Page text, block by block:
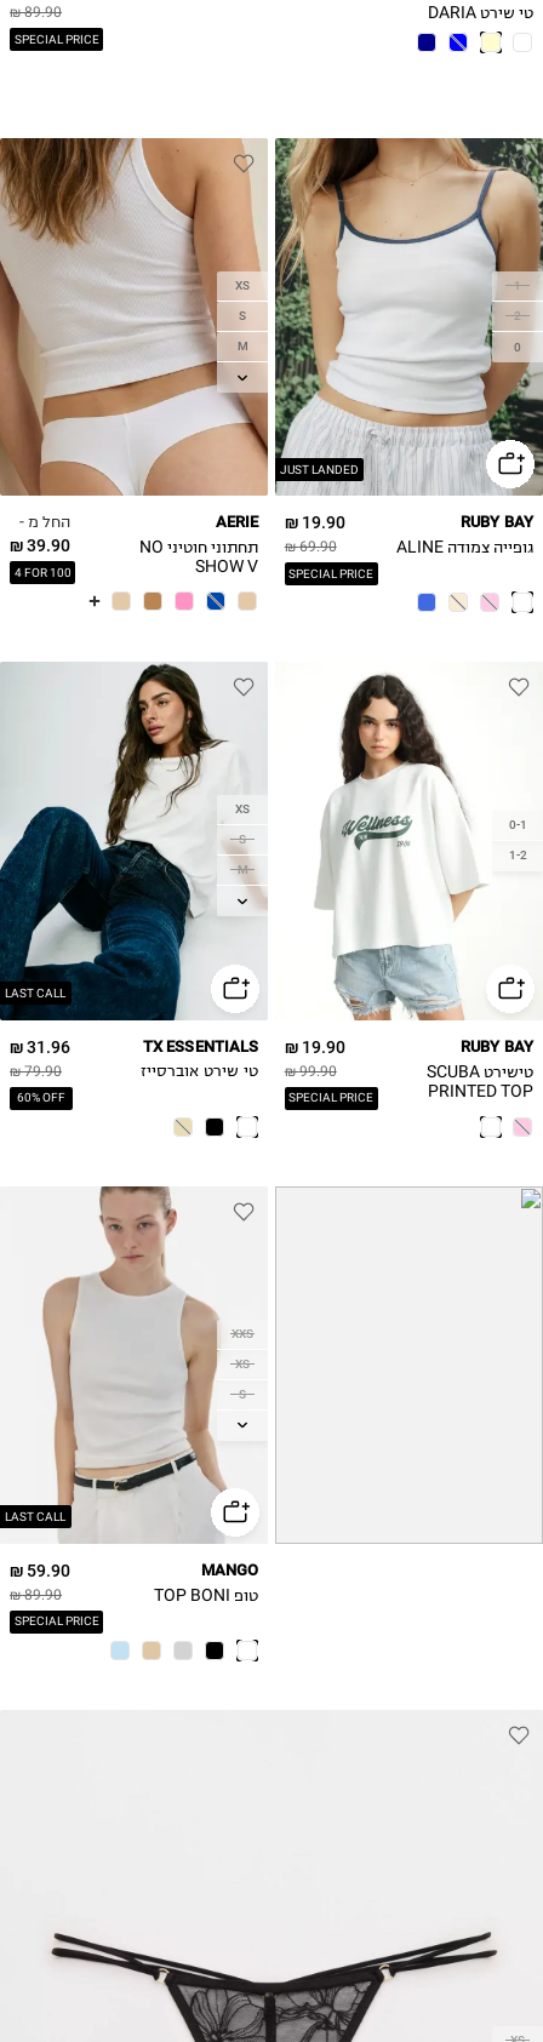
89.90 ₪
SPECIAL PRICE
טי שירט DARIA
JUST LANDED
1
2
0
19.90 ₪
69.90 ₪
SPECIAL PRICE
RUBY BAY
גופייה צמודה ALINE
XS
S
M
L
XL
החל מ -
39.90 ₪
4 FOR 100
AERIE
תחתוני חוטיני NO
SHOW V
0-1
1-2
19.90 ₪
99.90 ₪
SPECIAL PRICE
RUBY BAY
טישירט SCUBA
PRINTED TOP
LAST CALL
XS
S
M
L
31.96 ₪
79.90 ₪
60% OFF
TX ESSENTIALS
טי שירט אוברסייז
LAST CALL
XXS
XS
S
M
2XL
59.90 ₪
89.90 ₪
SPECIAL PRICE
MANGO
טופ TOP BONI